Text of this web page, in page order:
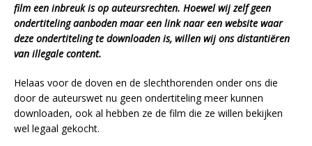
film een inbreuk is op auteursrechten. Hoewel wij zelf geen
ondertiteling aanboden maar een link naar een website waar
deze ondertiteling te downloaden is, willen wij ons distantiëren
van illegale content.
Helaas voor de doven en de slechthorenden onder ons die
door de auteurswet nu geen ondertiteling meer kunnen
downloaden, ook al hebben ze de film die ze willen bekijken
wel legaal gekocht.